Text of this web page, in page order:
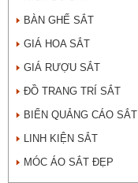
BÀN GHẾ SẮT
GIÁ HOA SẮT
GIÁ RƯỢU SẮT
ĐỒ TRANG TRÍ SẮT
BIỂN QUẢNG CÁO SẮT
LINH KIỆN SẮT
MÓC ÁO SẮT ĐẸP